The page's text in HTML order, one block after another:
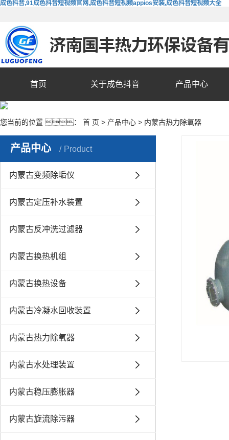
成色抖音,91成色抖音短视频官网,成色抖音短视频appios安装,成色抖音短视频大全
首页 关于成色抖音 产品中心
您当前的位置 ： 首 页 > 产品中心 > 内蒙古热力除氧器
产品中心 Product
内蒙古变频除垢仪
内蒙古定压补水装置
内蒙古反冲洗过滤器
内蒙古换热机组
内蒙古换热设备
内蒙古冷凝水回收装置
内蒙古热力除氧器
内蒙古水处理装置
内蒙古稳压膨胀器
内蒙古旋流除污器